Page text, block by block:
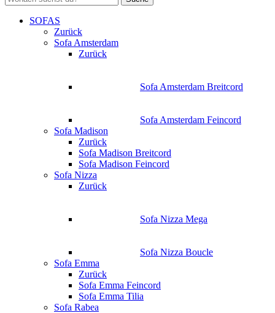
SOFAS
Zurück
Sofa Amsterdam
Zurück
Sofa Amsterdam Breitcord
Sofa Amsterdam Feincord
Sofa Madison
Zurück
Sofa Madison Breitcord
Sofa Madison Feincord
Sofa Nizza
Zurück
Sofa Nizza Mega
Sofa Nizza Boucle
Sofa Emma
Zurück
Sofa Emma Feincord
Sofa Emma Tilia
Sofa Rabea